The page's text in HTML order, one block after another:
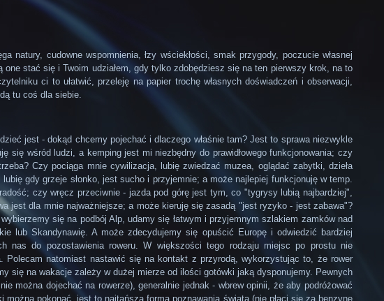
natury, cudowne wspomnienia, łzy wściekłości, smak przygody, poczucie własnej
stać się i Twoim udziałem, gdy tylko zdobędziesz się na ten pierwszy krok, na to
ci to ułatwić, przeleję na papier trochę własnych doświadczeń i obserwacji,
tu coś dla siebie.
jest - dokąd chcemy pojechać i dlaczego właśnie tam? Jest to sprawa niezwykle
się wśród ludzi, a kemping jest mi niezbędny do prawidłowego funkcjonowania; czy
Czy pociąga mnie cywilizacja, lubię zwiedzać muzea, oglądać zabytki, dzieła
gdy grzeje słonko, jest sucho i przyjemnie; a może najlepiej funkcjonuję w temp.
czy wręcz przeciwnie - jazda pod górę jest tym, co "tygrysy lubią najbardziej",
jest dla mnie najważniejsze; a może kieruję się zasadą "jest ryzyko - jest zabawa"?
się na podbój Alp, udamy się łatwym i przyjemnym szlakiem zamków nad
lub Skandynawię. A może zdecydujemy się opuścić Europę i odwiedzić bardziej
nas do pozostawienia roweru. W większości tego rodzaju miejsc po prostu nie
Polecam natomiast nastawić się na kontakt z przyrodą, wykorzystując to, że rower
się na wakacje zależy w dużej mierze od ilości gotówki jaką dysponujemy. Pewnych
można dojechać na rowerze), generalnie jednak - wbrew opinii, że aby podróżować
pokonać, jest to najtańsza forma poznawania świata (nie płaci się za benzynę